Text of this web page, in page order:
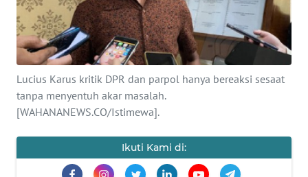
Lucius Karus kritik DPR dan parpol hanya bereaksi sesaat
tanpa menyentuh akar masalah.
[WAHANANEWS.CO/Istimewa].
Ikuti Kami di:
INTERNASIONAL
SERBA-SERBI
PENDIDIKAN